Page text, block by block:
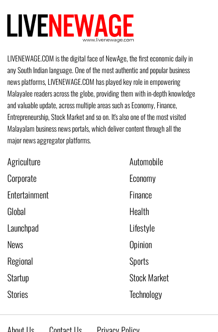
LIVENEWAGE.COM is the digital face of NewAge, the first economic daily in
any South Indian language. One of the most authentic and popular business
news platforms, LIVENEWAGE.COM has played key role in empowering
Malayalee readers across the globe, providing them with in-depth knowledge
and valuable update, across multiple areas such as Economy, Finance,
Entrepreneurship, Stock Market and so on. It's also one of the most visited
Malayalam business news portals, which deliver content through all the
major news aggregator platforms.
Agriculture
Automobile
Corporate
Economy
Entertainment
Finance
Global
Health
Launchpad
Lifestyle
News
Opinion
Regional
Sports
Startup
Stock Market
Stories
Technology